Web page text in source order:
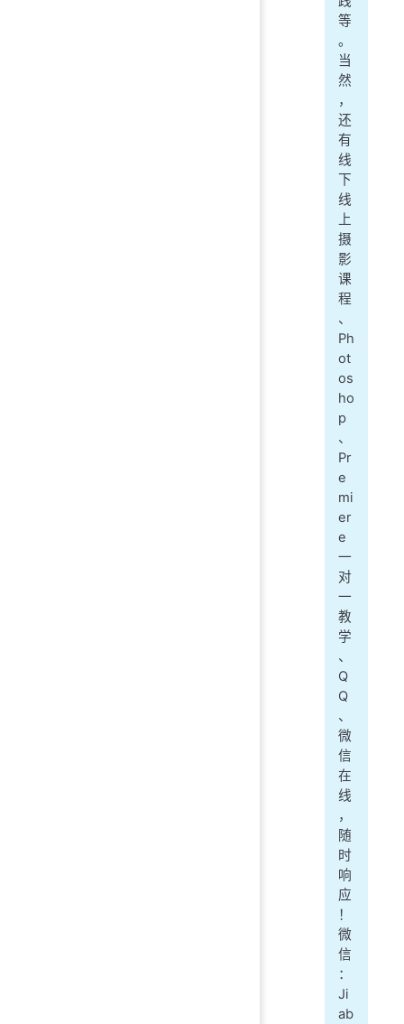
等
。
当
然
，
还
有
线
下
线
上
摄
影
课
程
、
Ph
ot
os
ho
p
、
Pr
e
mi
er
e
一
对
一
教
学
、
Q
Q
、
微
信
在
线
，
随
时
响
应
！
微
信
：
Ji
ab